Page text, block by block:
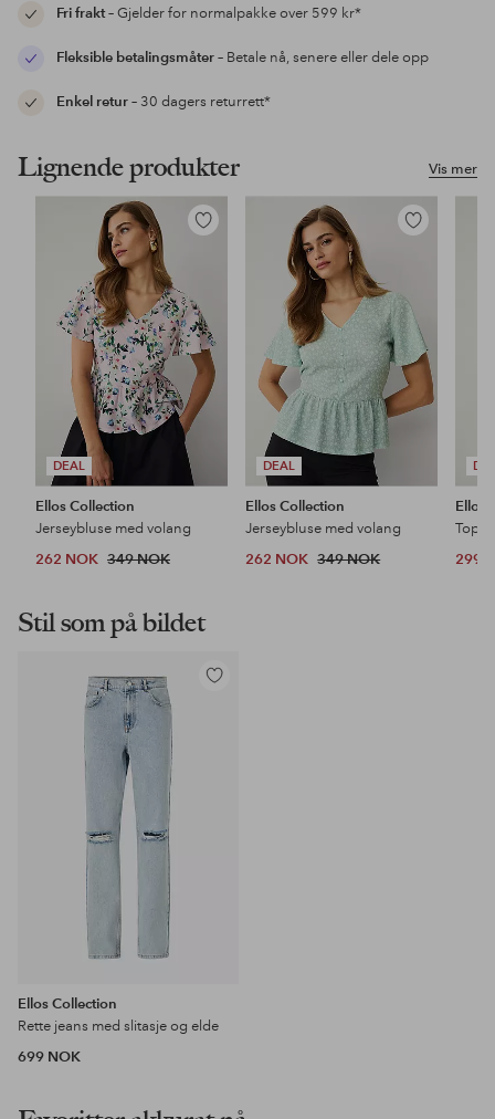
Fri frakt– Gjelder for normalpakke over 599 kr*
Fleksible betalingsmåter– Betale nå, senere eller dele opp
Enkel retur– 30 dagers returrett*
Vis mer
Lignende produkter
DEAL
Legg
Ellos Collection
Jerseybluse med volang
262 NOK 349 NOK
DEAL
Legg
Ellos Collection
Jerseybluse med volang
262 NOK 349 NOK
Ellos
Topp
299
Stil som på bildet
Legg
Ellos Collection
Rette jeans med slitasje og elde
699 NOK